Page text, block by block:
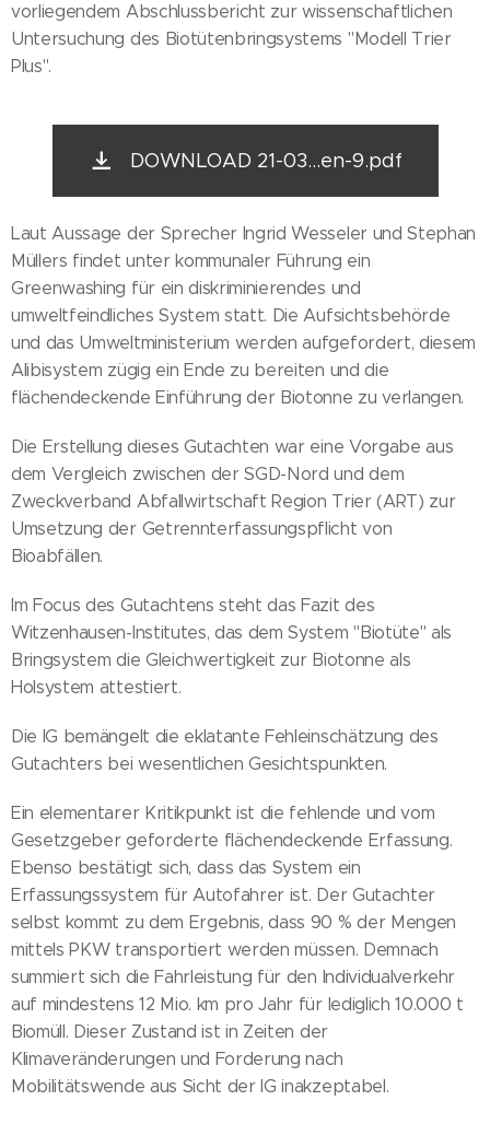
vorliegendem Abschlussbericht zur wissenschaftlichen
Untersuchung des Biotütenbringsystems "Modell Trier
Plus".
DOWNLOAD 21-03...en-9.pdf
Laut Aussage der Sprecher Ingrid Wesseler und Stephan
Müllers findet unter kommunaler Führung ein
Greenwashing für ein diskriminierendes und
umweltfeindliches System statt. Die Aufsichtsbehörde
und das Umweltministerium werden aufgefordert, diesem
Alibisystem zügig ein Ende zu bereiten und die
flächendeckende Einführung der Biotonne zu verlangen.
Die Erstellung dieses Gutachten war eine Vorgabe aus
dem Vergleich zwischen der SGD-Nord und dem
Zweckverband Abfallwirtschaft Region Trier (ART) zur
Umsetzung der Getrennterfassungspflicht von
Bioabfällen.
Im Focus des Gutachtens steht das Fazit des
Witzenhausen-Institutes, das dem System "Biotüte" als
Bringsystem die Gleichwertigkeit zur Biotonne als
Holsystem attestiert.
Die IG bemängelt die eklatante Fehleinschätzung des
Gutachters bei wesentlichen Gesichtspunkten.
Ein elementarer Kritikpunkt ist die fehlende und vom
Gesetzgeber geforderte flächendeckende Erfassung.
Ebenso bestätigt sich, dass das System ein
Erfassungssystem für Autofahrer ist. Der Gutachter
selbst kommt zu dem Ergebnis, dass 90 % der Mengen
mittels PKW transportiert werden müssen. Demnach
summiert sich die Fahrleistung für den Individualverkehr
auf mindestens 12 Mio. km pro Jahr für lediglich 10.000 t
Biomüll. Dieser Zustand ist in Zeiten der
Klimaveränderungen und Forderung nach
Mobilitätswende aus Sicht der IG inakzeptabel.